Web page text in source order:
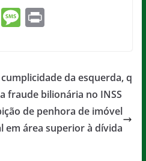
M
a
g
e
Pr
da esquerda, q
fraude bilionária no INSS
de penhora de imóvel
em área superior à dívida